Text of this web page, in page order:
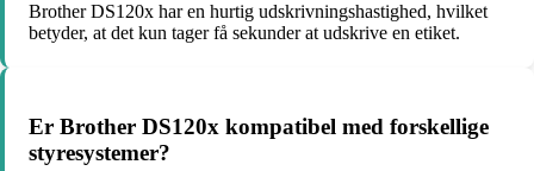
Brother DS120x har en hurtig udskrivningshastighed, hvilket
betyder, at det kun tager få sekunder at udskrive en etiket.
Er Brother DS120x kompatibel med forskellige
styresystemer?